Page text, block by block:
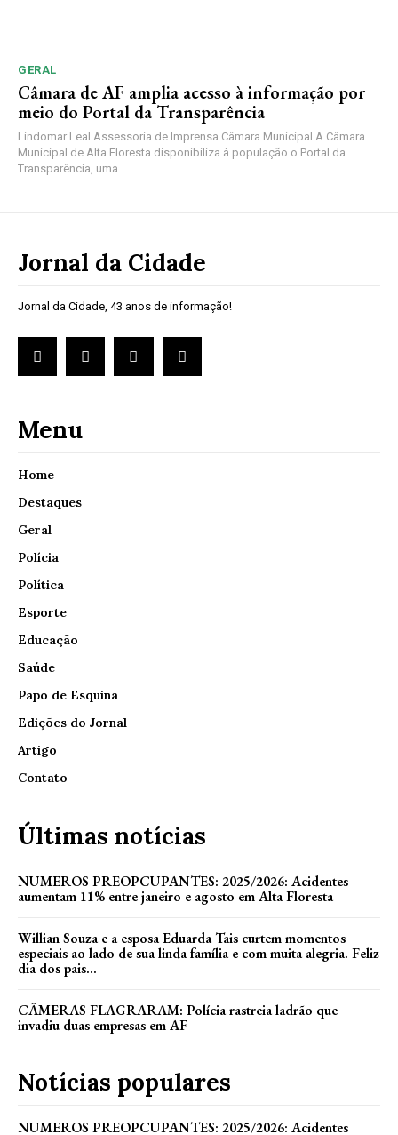
GERAL
Câmara de AF amplia acesso à informação por
meio do Portal da Transparência
Lindomar Leal Assessoria de Imprensa Câmara Municipal A Câmara
Municipal de Alta Floresta disponibiliza à população o Portal da
Transparência, uma...
Jornal da Cidade
Jornal da Cidade, 43 anos de informação!
Menu
Home
Destaques
Geral
Polícia
Política
Esporte
Educação
Saúde
Papo de Esquina
Edições do Jornal
Artigo
Contato
Últimas notícias
NUMEROS PREOPCUPANTES: 2025/2026: Acidentes
aumentam 11% entre janeiro e agosto em Alta Floresta
Willian Souza e a esposa Eduarda Tais curtem momentos
especiais ao lado de sua linda família e com muita alegria. Feliz
dia dos pais...
CÂMERAS FLAGRARAM: Polícia rastreia ladrão que
invadiu duas empresas em AF
Notícias populares
NUMEROS PREOPCUPANTES: 2025/2026: Acidentes